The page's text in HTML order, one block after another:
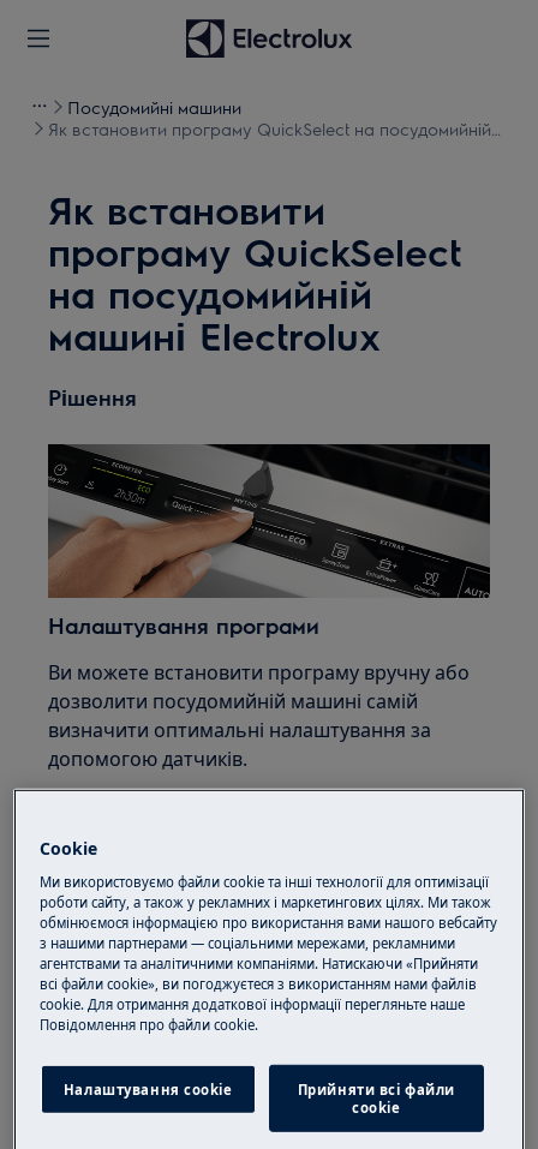
Посудомийні машини
Як встановити програму QuickSelect на посудомийній
Як встановити
програму QuickSelect
на посудомийній
машині Electrolux
Рішення
Налаштування програми
Ви можете встановити програму вручну або
дозволити посудомийній машині самій
визначити оптимальні налаштування за
допомогою датчиків.
1. Встановіть тривалість циклу
Проведіть пальцем по повзунку MyTime, щоб
задати тривалість циклу. На дисплеї буде
показано тривалість програми та надано
інформацію щодо споживання енергії й води,
позначену зеленими ECO-смужками з лівого
боку. Чим більше зелених смужок, тим менше
2. Виберіть додаткові опції (необов’язково)
Натисніть додаткові опції, які хочете додати, у
Cookie
Ми використовуємо файли cookie та інші технології для оптимізації
роботи сайту, а також у рекламних і маркетингових цілях. Ми також
обмінюємося інформацією про використання вами нашого вебсайту
з нашими партнерами — соціальними мережами, рекламними
агентствами та аналітичними компаніями. Натискаючи «Прийняти
всі файли cookie», ви погоджуєтеся з використанням нами файлів
cookie. Для отримання додаткової інформації перегляньте наше
Пoвідомлення прo файли cookie.
Налаштування cookie
Прийняти всі файли
сookie